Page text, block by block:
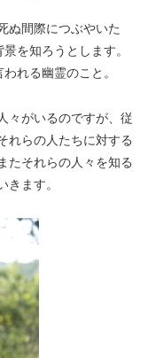
ぬ間際につぶやいた
を知ろうとします。
れる幽霊のこと。
々がいるのですが、従
れらの人たちに対する
たそれらの人々を知る
きます。